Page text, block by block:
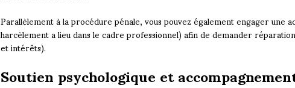
Parallèlement à la procédure pénale, vous pouvez également engager une
harcèlement a lieu dans le cadre professionnel) afin de demander
et intérêts).
Soutien psychologique et